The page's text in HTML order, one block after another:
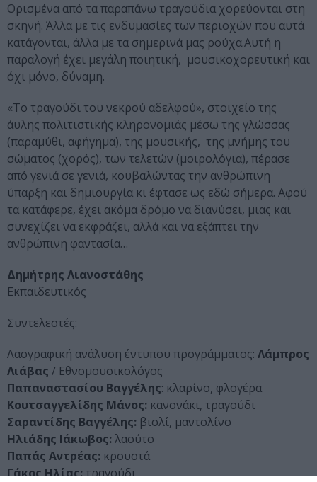
Ορισμένα από τα παραπάνω τραγούδια χορεύονται στη
σκηνή. Άλλα με τις ενδυμασίες των περιοχών που αυτά
κατάγονται, άλλα με τα σημερινά μας ρούχα.Αυτή η
παραλογή έχει μεγάλη ποιητική, μουσικοχορευτική και
όχι μόνο, δύναμη.
«Το τραγούδι του νεκρού αδελφού», στοιχείο της
άυλης πολιτιστικής κληρονομιάς μέσω της γλώσσας
(παραμύθι, αφήγημα), της μουσικής, της μνήμης του
σώματος (χορός), των τελετών (μοιρολόγια), πέρασε
από γενιά σε γενιά, κουβαλώντας την ανθρώπινη
ύπαρξη και δημιουργία κι έφτασε ως εδώ σήμερα. Αφού
τα κατάφερε, έχει ακόμα δρόμο να διανύσει, μιας και
συνεχίζει να εκφράζει, αλλά και να εξάπτει την
ανθρώπινη φαντασία…
Δημήτρης Λιανοστάθης
Εκπαιδευτικός
Συντελεστές:
Λαογραφική ανάλυση έντυπου προγράμματος: Λάμπρος
Λιάβας / Εθνομουσικολόγος
Παπαναστασίου Βαγγέλης: κλαρίνο, φλογέρα
Κουτσαγγελίδης Μάνος: κανονάκι, τραγούδι
Σαραντίδης Βαγγέλης: βιολί, μαντολίνο
Ηλιάδης Ιάκωβος: λαούτο
Παπάς Αντρέας: κρουστά
Γάκος Ηλίας:τραγούδι